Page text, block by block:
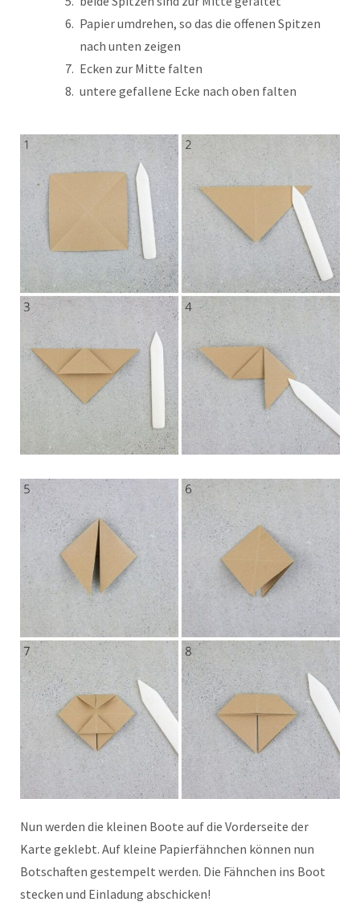
Papier umdrehen, so das die offenen Spitzen
nach unten zeigen
Ecken zur Mitte falten
untere gefallene Ecke nach oben falten
Nun werden die kleinen Boote auf die Vorderseite der
Karte geklebt. Auf kleine Papierfähnchen können nun
Botschaften gestempelt werden. Die Fähnchen ins Boot
stecken und Einladung abschicken!